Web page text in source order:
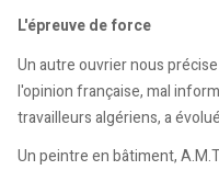
L'épreuve de force
Un autre ouvrier nous
l'opinion française, mal
travailleurs algériens, a
Un peintre en bâtiment,